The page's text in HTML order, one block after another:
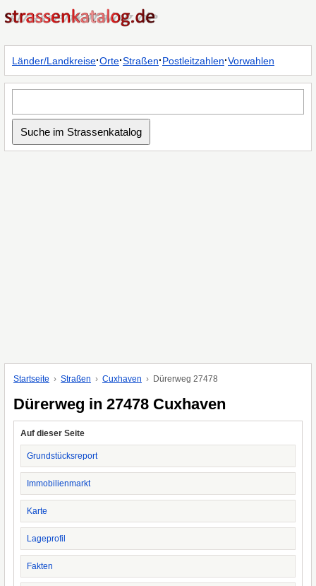
Länder/Landkreise·Orte·Straßen·Postleitzahlen·Vorwahlen
Startseite Straßen Cuxhaven Dürerweg 27478
Dürerweg in 27478 Cuxhaven
Auf dieser Seite
Grundstücksreport
Immobilienmarkt
Karte
Lageprofil
Fakten